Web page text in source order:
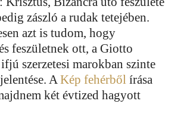
zászló a rudak tetejében.
azt is tudom, hogy
feszületnek ott, a Giotto
szerzetesi marokban szinte
AKép fehérből írása
két évtized hagyott